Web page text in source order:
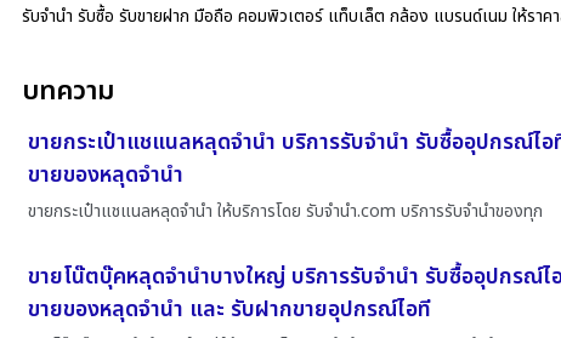
รับจำนำ รับซื้อ รับขายฝาก มือถือ คอมพิวเตอร์ แท็บเล็ต กล้อง แบรนด์เนม ให้ราค
บทความ
ขายกระเป๋าแชแนลหลุดจำนำ บริการรับจำนำ รับซื้ออุปกรณ์ไอ
ขายของหลุดจำนำ
ขายกระเป๋าแชแนลหลุดจำนำ ให้บริการโดย รับจํานํา.com บริการรับจำนำของทุก
ขายโน๊ตบุ๊คหลุดจำนำบางใหญ่ บริการรับจำนำ รับซื้ออุปกรณ์ไ
ขายของหลุดจำนำ และ รับฝากขายอุปกรณ์ไอที